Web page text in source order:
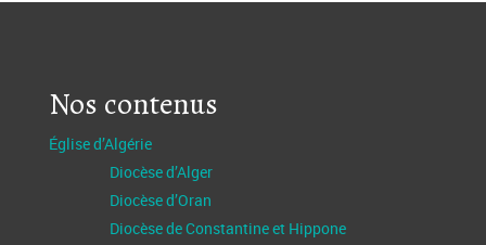
Nos contenus
Église d’Algérie
Diocèse d’Alger
Diocèse d’Oran
Diocèse de Constantine et Hippone